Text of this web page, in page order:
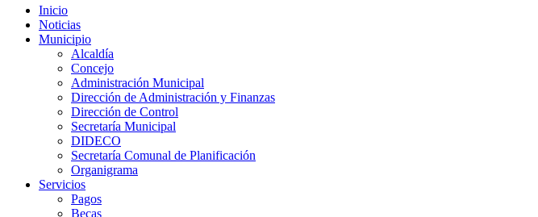
Inicio
Noticias
Municipio
Alcaldía
Concejo
Administración Municipal
Dirección de Administración y Finanzas
Dirección de Control
Secretaría Municipal
DIDECO
Secretaría Comunal de Planificación
Organigrama
Servicios
Pagos
Becas